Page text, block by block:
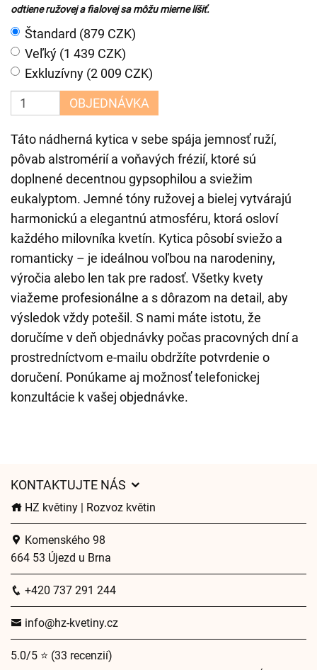
odtiene ružovej a fialovej sa môžu mierne líšiť.
Štandard (879 CZK)
Veľký (1 439 CZK)
Exkluzívny (2 009 CZK)
OBJEDNÁVKA
Táto nádherná kytica v sebe spája jemnosť ruží,
pôvab alstromérií a voňavých frézií, ktoré sú
doplnené decentnou gypsophilou a sviežim
eukalyptom. Jemné tóny ružovej a bielej vytvárajú
harmonickú a elegantnú atmosféru, ktorá osloví
každého milovníka kvetín. Kytica pôsobí sviežo a
romanticky – je ideálnou voľbou na narodeniny,
výročia alebo len tak pre radosť. Všetky kvety
viažeme profesionálne a s dôrazom na detail, aby
výsledok vždy potešil. S nami máte istotu, že
doručíme v deň objednávky počas pracovných dní a
prostredníctvom e-mailu obdržíte potvrdenie o
doručení. Ponúkame aj možnosť telefonickej
konzultácie k vašej objednávke.
KONTAKTUJTE NÁS
HZ květiny | Rozvoz květin
Komenského 98
664 53 Újezd u Brna
+420 737 291 244
info@hz-kvetiny.cz
5.0/5 ⭐ (33 recenzií)